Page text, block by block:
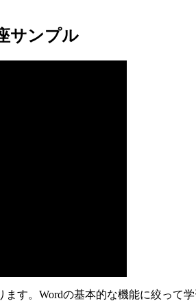
サンプル
す。Wordの基本的な機能に絞っ